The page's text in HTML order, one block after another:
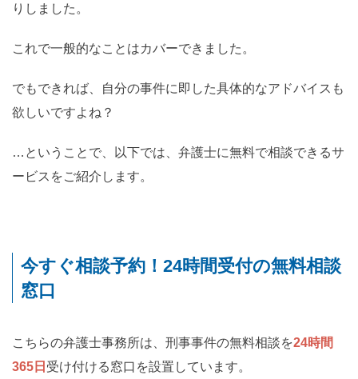
りしました。
これで一般的なことはカバーできました。
でもできれば、自分の事件に即した具体的なアドバイスも
欲しいですよね？
…ということで、以下では、弁護士に無料で相談できるサ
ービスをご紹介します。
今すぐ相談予約！24時間受付の無料相談
窓口
こちらの弁護士事務所は、刑事事件の無料相談を24時間
365日 受け付ける窓口を設置しています。